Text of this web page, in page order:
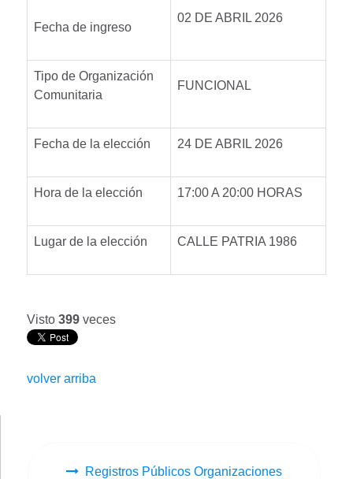
Fecha de ingreso
02 DE ABRIL 2026
Tipo de Organización
Comunitaria
FUNCIONAL
Fecha de la elección 24 DE ABRIL 2026
Hora de la elección 17:00 A 20:00 HORAS
Lugar de la elección CALLE PATRIA 1986
Visto 399 veces
volver arriba
Registros Públicos Organizaciones